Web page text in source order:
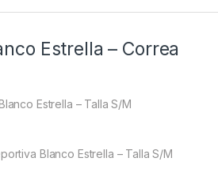
Estrella – Correa
Estrella – Talla S/M
Blanco Estrella – Talla S/M